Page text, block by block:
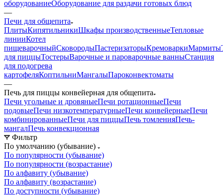
оборудованиеОборудование для раздачи готовых блюд
—
Печи для общепита
ПлитыКипятильникиШкафы производственныеТепловые
линииКотел
пищеварочныйСковородыПастеризаторыКремоваркиМармиты
для пиццыТостерыВарочные и пароварочные ванныСтанция
для подогрева
картофеляКоптильниМангалыПароконвектоматы
—
Печь для пиццы конвейерная для общепита
Печи угольные и дровяныеПечи ротационныеПечи
подовыеПечи низкотемпературныеПечи конвейерныеПечи
комбинированныеПечи для пиццыПечь томленияПечь-
мангалПечь конвекционная
Фильтр
По умолчанию (убывание)
По популярности (убывание)
По популярности (возрастание)
По алфавиту (убывание)
По алфавиту (возрастание)
По доступности (убывание)